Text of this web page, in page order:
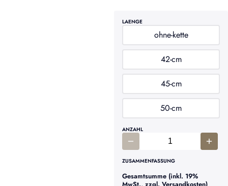
LAENGE
ohne-kette
42-cm
45-cm
50-cm
ANZAHL
ZUSAMMENFASSUNG
Gesamtsumme (inkl. 19%